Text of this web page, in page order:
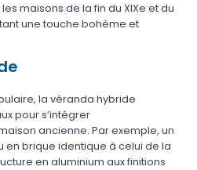
maisons de la fin du XIXe et du
une touche bohème et
la véranda hybride
pour s’intégrer
ancienne. Par exemple, un
en brique identique à celui de la
en aluminium aux finitions